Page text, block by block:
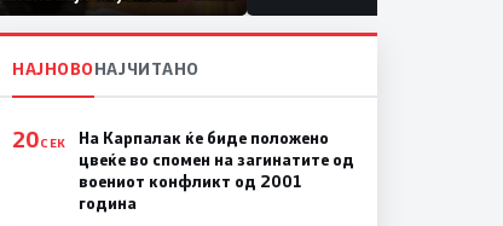
првачиња помалку
НАЈНОВОНАЈЧИТАНО
20СЕК
На Карпалак ќе биде положено
цвеќе во спомен на загинатите од
воениот конфликт од 2001
година